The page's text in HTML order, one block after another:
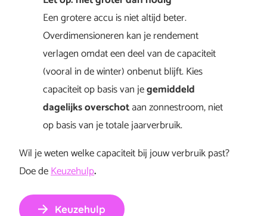
Een grotere accu is niet altijd beter.
Overdimensioneren kan je rendement
verlagen omdat een deel van de capaciteit
(vooral in de winter) onbenut blijft. Kies
capaciteit op basis van jegemiddeld
dagelijks overschotaan zonnestroom, niet
op basis van je totale jaarverbruik.
Wil je weten welke capaciteit bij jouw verbruik past?
Doe deKeuzehulp.
Keuzehulp